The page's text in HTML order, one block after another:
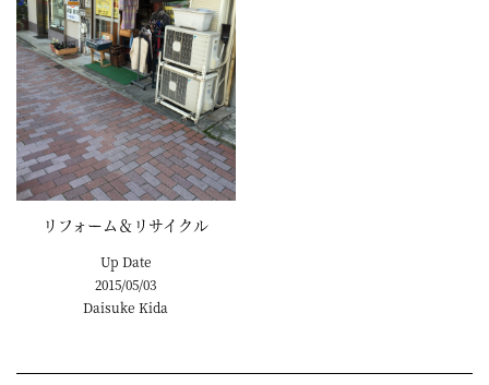
リフォーム＆リサイクル
Up Date
2015/05/03
Daisuke Kida